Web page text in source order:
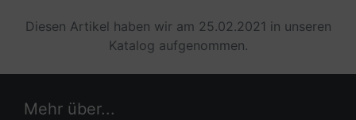
Diesen Artikel haben wir am 25.02.2021 in unseren
Katalog aufgenommen.
Mehr über...